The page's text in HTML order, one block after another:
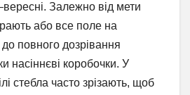
Залежно від мети
або все поле на
повного дозрівання
насіннєві коробочки. У
стебла часто зрізають, щоб